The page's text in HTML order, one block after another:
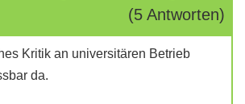
(5 Antworten)
Kritik an universitären Betrieb
da.